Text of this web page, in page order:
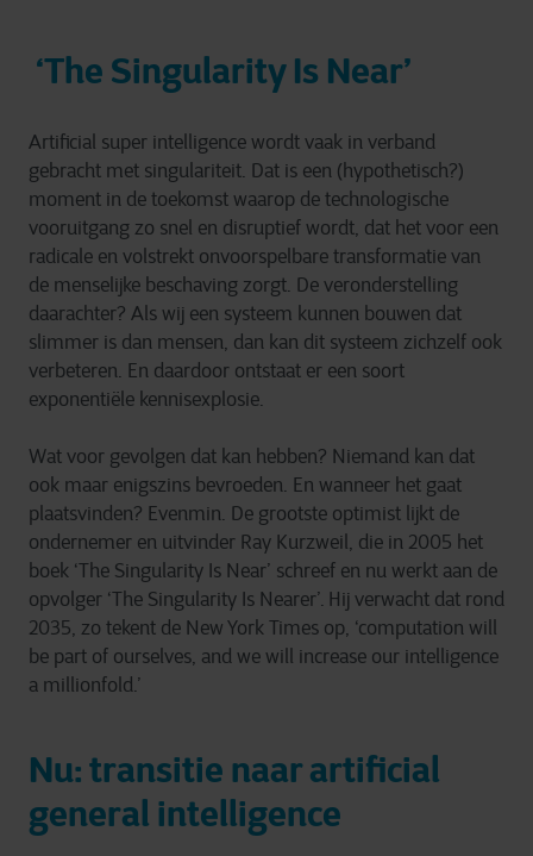
‘The Singularity Is Near’
Artificial super intelligence wordt vaak in verband
gebracht met singulariteit. Dat is een (hypothetisch?)
moment in de toekomst waarop de technologische
vooruitgang zo snel en disruptief wordt, dat het voor een
radicale en volstrekt onvoorspelbare transformatie van
de menselijke beschaving zorgt. De veronderstelling
daarachter? Als wij een systeem kunnen bouwen dat
slimmer is dan mensen, dan kan dit systeem zichzelf ook
verbeteren. En daardoor ontstaat er een soort
exponentiële kennisexplosie.
Wat voor gevolgen dat kan hebben? Niemand kan dat
ook maar enigszins bevroeden. En wanneer het gaat
plaatsvinden? Evenmin. De grootste optimist lijkt de
ondernemer en uitvinder Ray Kurzweil, die in 2005 het
boek ‘The Singularity Is Near’ schreef en nu werkt aan de
opvolger ‘The Singularity Is Nearer’. Hij verwacht dat rond
2035, zo tekent de New York Times op, ‘computation will
be part of ourselves, and we will increase our intelligence
a millionfold.’
Nu: transitie naar artificial
general intelligence